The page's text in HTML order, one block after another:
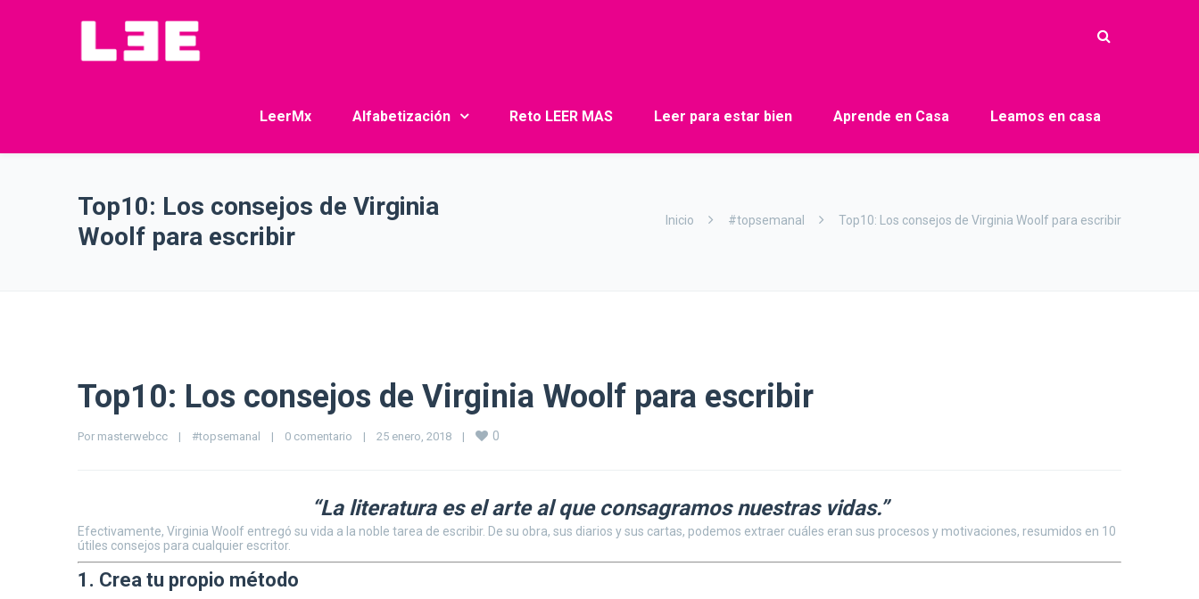
LeerMx Alfabetización Reto LEER MAS Leer para estar bien Aprende en Casa Leamos en casa
Top10: Los consejos de Virginia
Woolf para escribir
Inicio #topsemanal Top10: Los consejos de Virginia Woolf para escribir
Top10: Los consejos de Virginia Woolf para escribir
Por masterwebcc | #topsemanal | 0 comentario | 25 enero, 2018 | 0
“La literatura es el arte al que consagramos nuestras vidas.”
Efectivamente, Virginia Woolf entregó su vida a la noble tarea de escribir. De su obra, sus diarios y sus cartas, podemos extraer cuáles eran sus procesos y motivaciones, resumidos en 10
útiles consejos para cualquier escritor.
1. Crea tu propio método